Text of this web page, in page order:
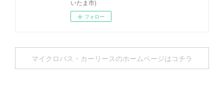
いたま市)
フォロー
マイクロバス・カーリースのホームページはコチラ